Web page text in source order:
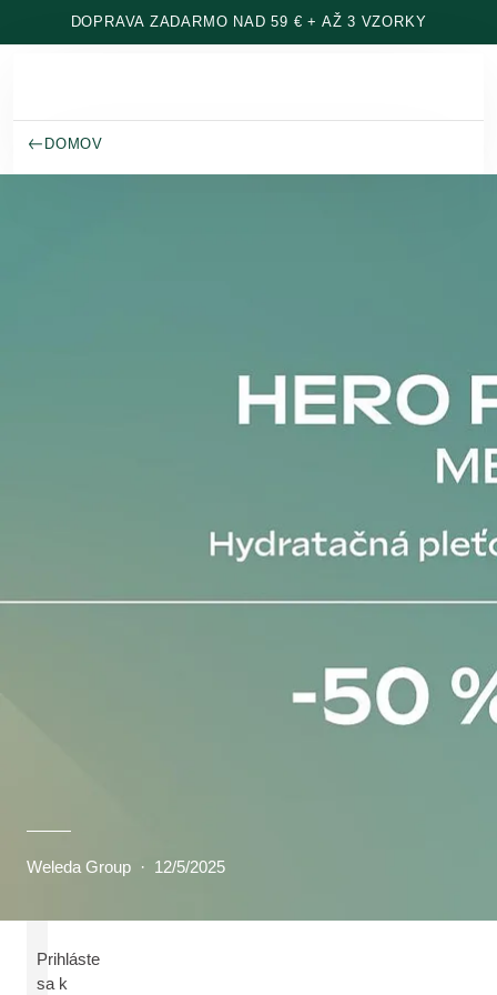
Prejsť na hlavný obsah
DOPRAVA ZADARMO NAD 59 € + AŽ 3 VZORKY
DOMOV
Weleda Group · 12/5/2025
Prihláste
sa k